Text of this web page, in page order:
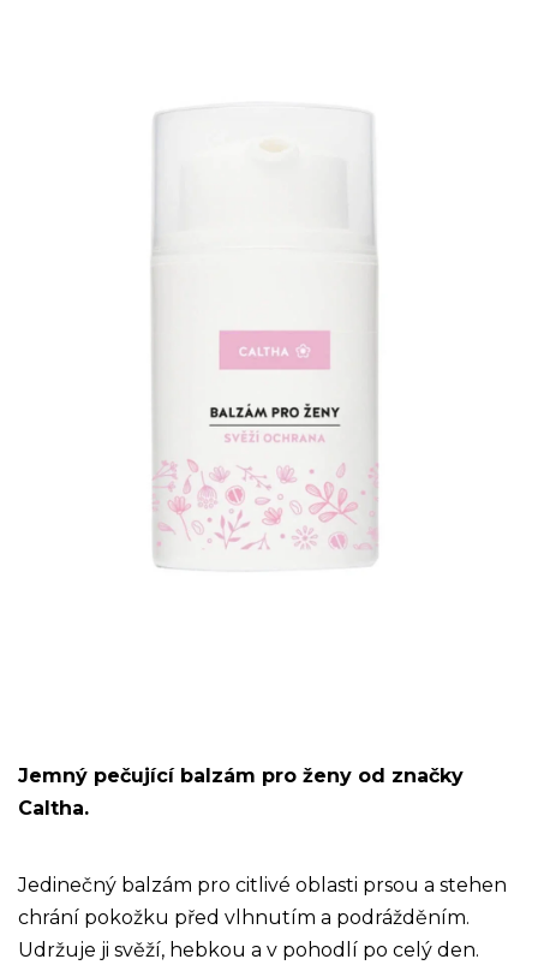
Jemný pečující balzám pro ženy od značky
Caltha.
Jedinečný balzám pro citlivé oblasti prsou a stehen
chrání pokožku před vlhnutím a podrážděním.
Udržuje ji svěží, hebkou a v pohodlí po celý den.